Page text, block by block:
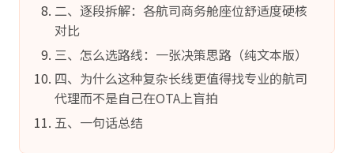
二、逐段拆解：各航司商务舱座位舒适度硬核
对比
三、怎么选路线：一张决策思路（纯文本版）
四、为什么这种复杂长线更值得找专业的航司
代理而不是自己在OTA上盲拍
五、一句话总结